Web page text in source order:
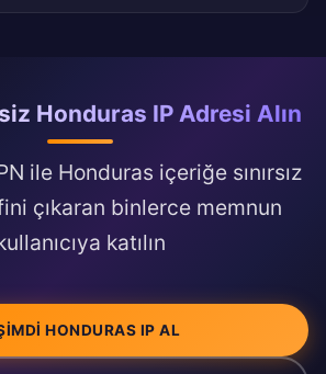
Honduras IP Adresi Alın
ile Honduras içeriğe sınırsız
çıkaran binlerce memnun
katılın
HONDURAS IP AL